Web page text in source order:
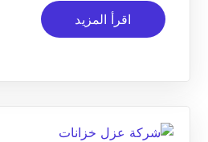
اقرأ المزيد